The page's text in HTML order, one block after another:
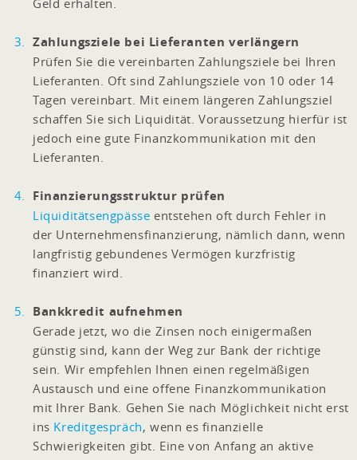
Geld erhalten.
Zahlungsziele bei Lieferanten verlängern
Prüfen Sie die vereinbarten Zahlungsziele bei Ihren
Lieferanten. Oft sind Zahlungsziele von 10 oder 14
Tagen vereinbart. Mit einem längeren Zahlungsziel
schaffen Sie sich Liquidität. Voraussetzung hierfür ist
jedoch eine gute Finanzkommunikation mit den
Lieferanten.
Finanzierungsstruktur prüfen
Liquiditätsengpässe entstehen oft durch Fehler in
der Unternehmensfinanzierung, nämlich dann, wenn
langfristig gebundenes Vermögen kurzfristig
finanziert wird.
Bankkredit aufnehmen
Gerade jetzt, wo die Zinsen noch einigermaßen
günstig sind, kann der Weg zur Bank der richtige
sein. Wir empfehlen Ihnen einen regelmäßigen
Austausch und eine offene Finanzkommunikation
mit Ihrer Bank. Gehen Sie nach Möglichkeit nicht erst
ins Kreditgespräch, wenn es finanzielle
Schwierigkeiten gibt. Eine von Anfang an aktive